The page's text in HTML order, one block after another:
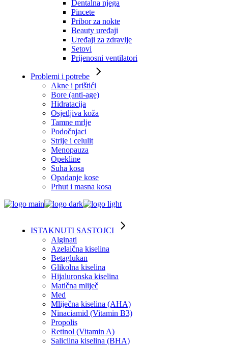
Dentalna njega
Pincete
Pribor za nokte
Beauty uređaji
Uređaji za zdravlje
Setovi
Prijenosni ventilatori
Problemi i potrebe
Akne i prištići
Bore (anti-age)
Hidratacija
Osjetljiva koža
Tamne mrlje
Podočnjaci
Strije i celulit
Menopauza
Opekline
Suha kosa
Opadanje kose
Prhut i masna kosa
ISTAKNUTI SASTOJCI
Alginati
Azelaična kiselina
Betaglukan
Glikolna kiselina
Hijaluronska kiselina
Matična mliječ
Med
Mliječna kiselina (AHA)
Ninaciamid (Vitamin B3)
Propolis
Retinol (Vitamin A)
Salicilna kiselina (BHA)